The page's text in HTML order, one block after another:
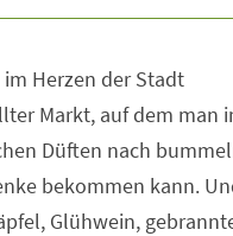
Herzen der Stadt
Markt, auf dem man
Düften nach
bekommen kann.
Glühwein,